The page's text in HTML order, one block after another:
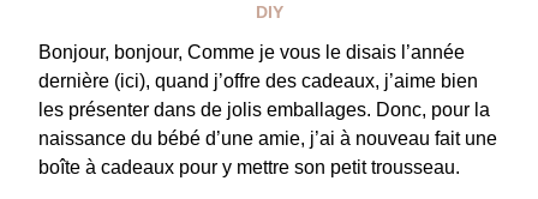
DIY
Bonjour, bonjour, Comme je vous le disais l’année
dernière (ici), quand j’offre des cadeaux, j’aime bien
les présenter dans de jolis emballages. Donc, pour la
naissance du bébé d’une amie, j’ai à nouveau fait une
boîte à cadeaux pour y mettre son petit trousseau.